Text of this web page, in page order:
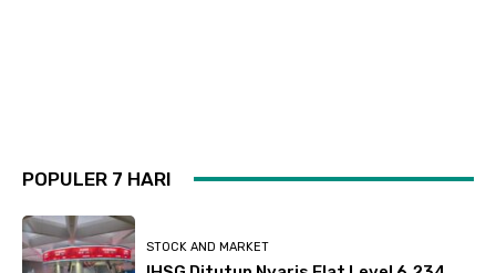
POPULER 7 HARI
STOCK AND MARKET